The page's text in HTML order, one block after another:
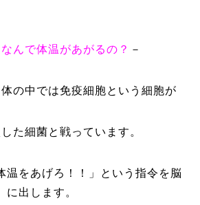
んで体温があがるの？ －
の中では免疫細胞という細胞が
た細菌と戦っています。
温をあげろ！！」という指令を脳
に出します。